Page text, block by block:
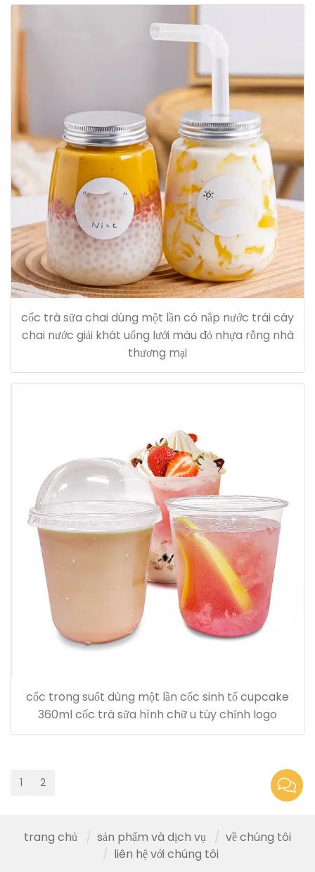
cốc trà sữa chai dùng một lần có nắp nước trái cây
chai nước giải khát uống lưới màu đỏ nhựa rỗng nhà
thương mại
cốc trong suốt dùng một lần cốc sinh tố cupcake
360ml cốc trà sữa hình chữ u tùy chỉnh logo
1 2
trang chủ sản phẩm và dịch vụ
về chúng tôi
liên hệ với chúng tôi